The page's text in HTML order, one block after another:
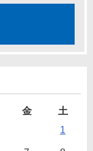
金
土
1